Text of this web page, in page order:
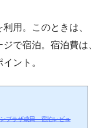
用。このときは、
で宿泊。宿泊費は、
ント。
プラザ成田 宿泊レビュ